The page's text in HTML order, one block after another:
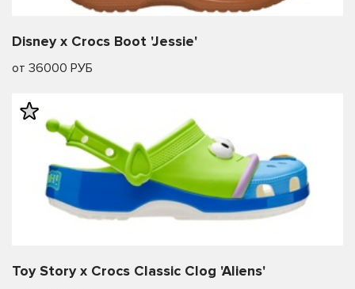
Disney x Crocs Boot 'Jessie'
от 36000 РУБ
Toy Story x Crocs Classic Clog 'Aliens'